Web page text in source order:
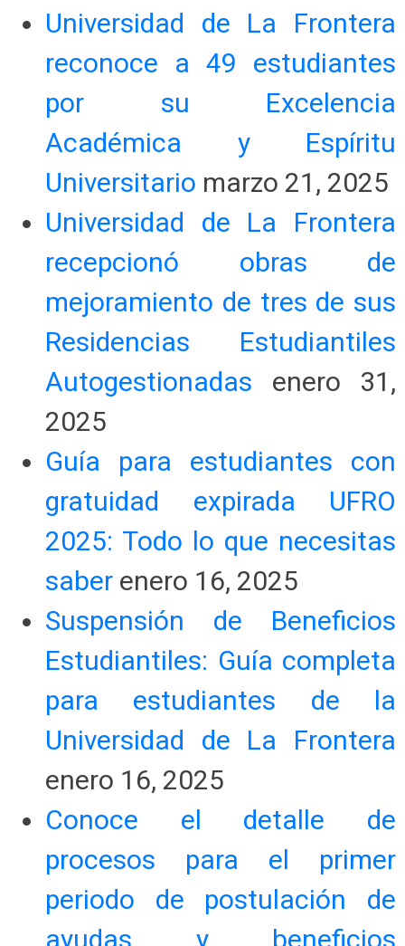
Universidad de La Frontera
reconoce a 49 estudiantes
por su Excelencia
Académica y Espíritu
Universitario marzo 21, 2025
Universidad de La Frontera
recepcionó obras de
mejoramiento de tres de sus
Residencias Estudiantiles
Autogestionadas
enero 31,
2025
Guía para estudiantes con
gratuidad expirada UFRO
2025: Todo lo que necesitas
saber enero 16, 2025
Suspensión de Beneficios
Estudiantiles: Guía completa
para estudiantes de la
Universidad de La Frontera
enero 16, 2025
Conoce el detalle de
procesos para el primer
periodo de postulación de
ayudas y beneficios